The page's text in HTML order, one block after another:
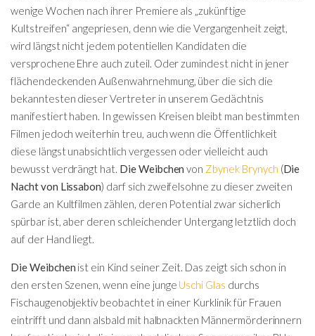
wenige Wochen nach ihrer Premiere als „zukünftige
Kultstreifen“ angepriesen, denn wie die Vergangenheit zeigt,
wird längst nicht jedem potentiellen Kandidaten die
versprochene Ehre auch zuteil. Oder zumindest nicht in jener
flächendeckenden Außenwahrnehmung, über die sich die
bekanntesten dieser Vertreter in unserem Gedächtnis
manifestiert haben. In gewissen Kreisen bleibt man bestimmten
Filmen jedoch weiterhin treu, auch wenn die Öffentlichkeit
diese längst unabsichtlich vergessen oder vielleicht auch
bewusst verdrängt hat. Die Weibchen von Zbynek Brynych (Die
Nacht von Lissabon) darf sich zweifelsohne zu dieser zweiten
Garde an Kultfilmen zählen, deren Potential zwar sicherlich
spürbar ist, aber deren schleichender Untergang letztlich doch
auf der Hand liegt.
Die Weibchen ist ein Kind seiner Zeit. Das zeigt sich schon in
den ersten Szenen, wenn eine junge Uschi Glas durchs
Fischaugenobjektiv beobachtet in einer Kurklinik für Frauen
eintrifft und dann alsbald mit halbnackten Männermörderinnern